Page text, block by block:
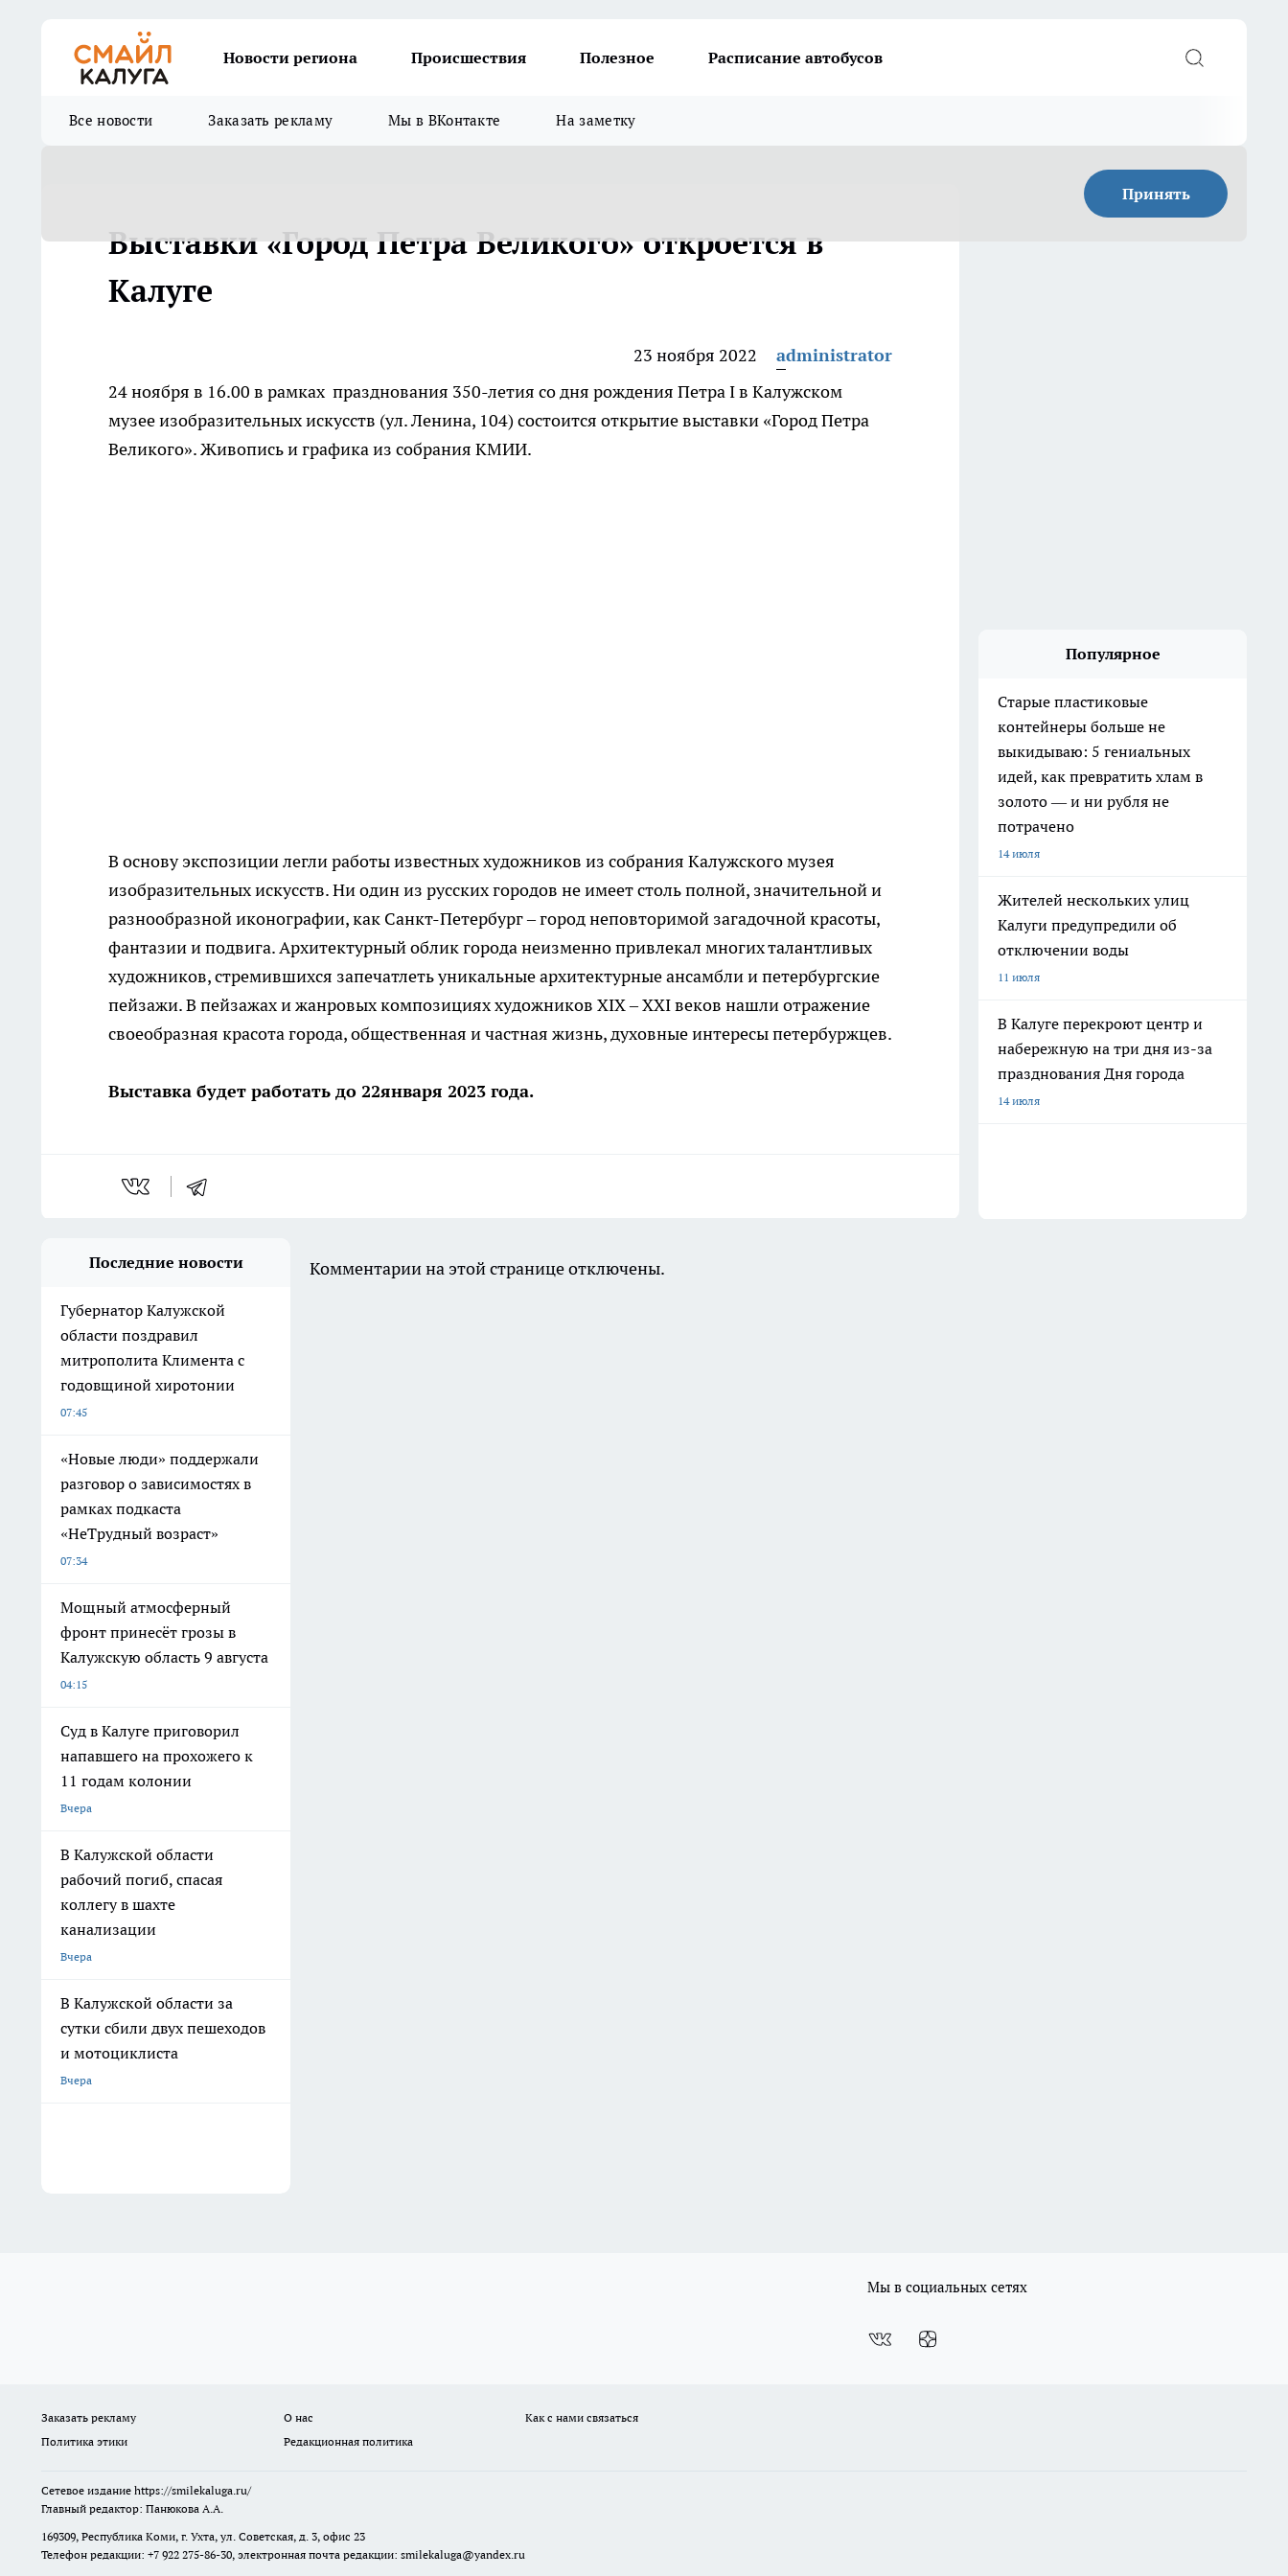
Новости региона Происшествия Полезное Расписание автобусов
Все новости Заказать рекламу Мы в ВКонтакте На заметку
Принять
Выставки «Город Петра Великого» откроется в
Калуге
23 ноября 2022
administrator
24 ноября в 16.00 в рамках празднования 350-летия со дня рождения Петра I в Калужском
музее изобразительных искусств (ул. Ленина, 104) состоится открытие выставки «Город Петра
Великого». Живопись и графика из собрания КМИИ.
В основу экспозиции легли работы известных художников из собрания Калужского музея
изобразительных искусств. Ни один из русских городов не имеет столь полной, значительной и
разнообразной иконографии, как Санкт-Петербург – город неповторимой загадочной красоты,
фантазии и подвига. Архитектурный облик города неизменно привлекал многих талантливых
художников, стремившихся запечатлеть уникальные архитектурные ансамбли и петербургские
пейзажи. В пейзажах и жанровых композициях художников XIX – XXI веков нашли отражение
своеобразная красота города, общественная и частная жизнь, духовные интересы петербуржцев.
Выставка будет работать до 22января 2023 года.
Популярное
Старые пластиковые
контейнеры больше не
выкидываю: 5 гениальных
идей, как превратить хлам в
золото — и ни рубля не
потрачено
14 июля
Жителей нескольких улиц
Калуги предупредили об
отключении воды
11 июля
В Калуге перекроют центр и
набережную на три дня из-за
празднования Дня города
14 июля
Последние новости
Губернатор Калужской
области поздравил
митрополита Климента с
годовщиной хиротонии
07:45
«Новые люди» поддержали
разговор о зависимостях в
рамках подкаста
«НеТрудный возраст»
07:34
Мощный атмосферный
фронт принесёт грозы в
Калужскую область 9 августа
04:15
Суд в Калуге приговорил
напавшего на прохожего к
11 годам колонии
Вчера
В Калужской области
рабочий погиб, спасая
коллегу в шахте
канализации
Вчера
В Калужской области за
сутки сбили двух пешеходов
и мотоциклиста
Вчера
Комментарии на этой странице отключены.
Мы в социальных сетях
Заказать рекламу О нас
Как с нами связаться
Политика этики
Редакционная политика
Сетевое издание https://smilekaluga.ru/
Главный редактор: Панюкова А.А.
169309, Республика Коми, г. Ухта, ул. Советская, д. 3, офис 23
Телефон редакции: +7 922 275-86-30, электронная почта редакции: smilekaluga@yandex.ru